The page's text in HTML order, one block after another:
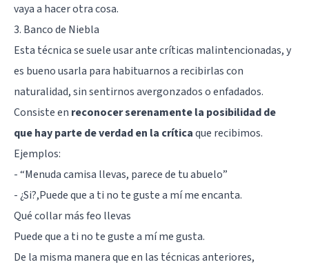
vaya a hacer otra cosa.
3. Banco de Niebla
Esta técnica se suele usar ante críticas malintencionadas, y
es bueno usarla para habituarnos a recibirlas con
naturalidad, sin sentirnos avergonzados o enfadados.
Consiste en reconocer serenamente la posibilidad de
que hay parte de verdad en la críticaque recibimos.
Ejemplos:
- “Menuda camisa llevas, parece de tu abuelo”
- ¿Si?,Puede que a ti no te guste a mí me encanta.
Qué collar más feo llevas
Puede que a ti no te guste a mí me gusta.
De la misma manera que en las técnicas anteriores,